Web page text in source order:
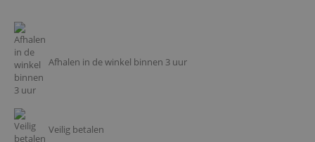
Afhalen in de winkel binnen 3 uur
Veilig betalen